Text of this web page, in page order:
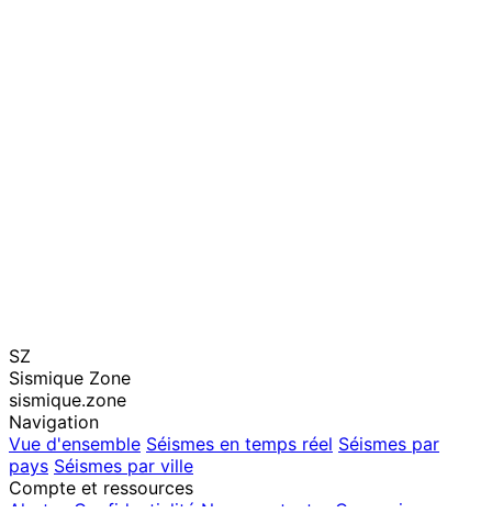
SZ
Sismique Zone
sismique.zone
Navigation
Vue d'ensemble Séismes en temps réel Séismes par
pays Séismes par ville
Compte et ressources
Alertes
Confidentialité Nous contacter Connexion